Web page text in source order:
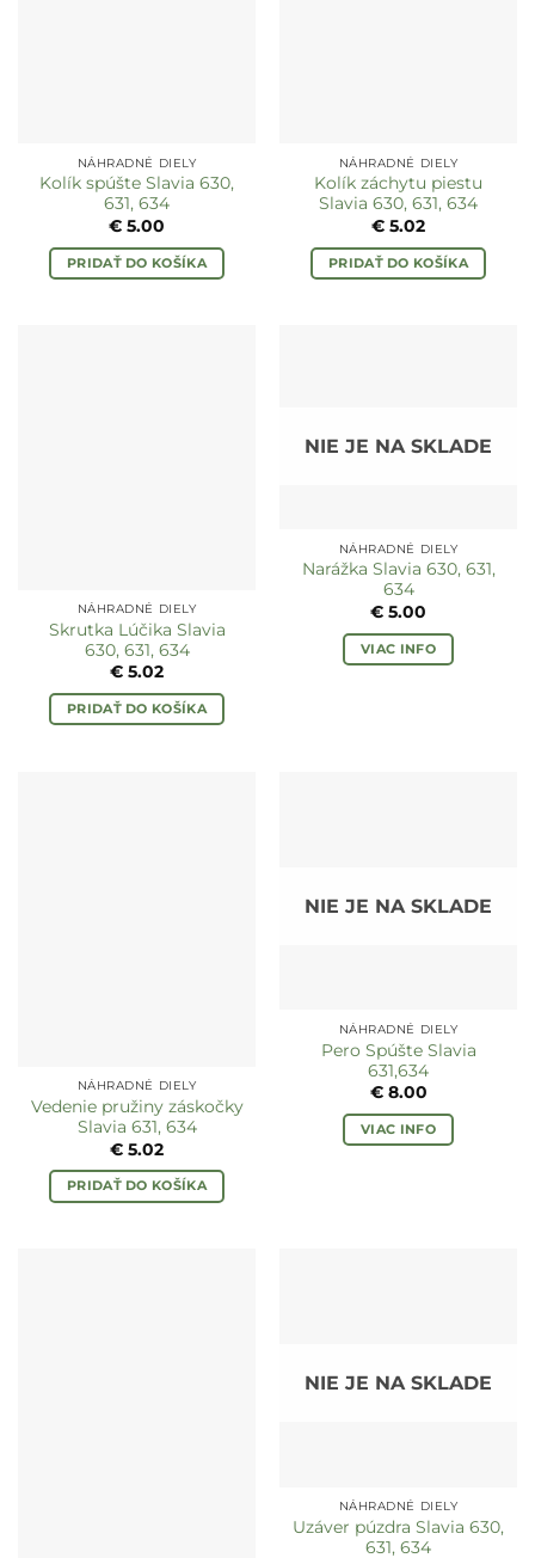
NÁHRADNÉ DIELY
Kolík spúšte Slavia 630,
631, 634
€ 5.00
PRIDAŤ DO KOŠÍKA
NÁHRADNÉ DIELY
Kolík záchytu piestu
Slavia 630, 631, 634
€ 5.02
PRIDAŤ DO KOŠÍKA
NÁHRADNÉ DIELY
Skrutka Lúčika Slavia
630, 631, 634
€ 5.02
PRIDAŤ DO KOŠÍKA
NIE JE NA SKLADE
NÁHRADNÉ DIELY
Narážka Slavia 630, 631,
634
€ 5.00
VIAC INFO
NÁHRADNÉ DIELY
Vedenie pružiny záskočky
Slavia 631, 634
€ 5.02
PRIDAŤ DO KOŠÍKA
NIE JE NA SKLADE
NÁHRADNÉ DIELY
Pero Spúšte Slavia
631,634
€8.00
VIAC INFO
NIE JE NA SKLADE
NÁHRADNÉ DIELY
Uzáver púzdra Slavia 630,
631, 634